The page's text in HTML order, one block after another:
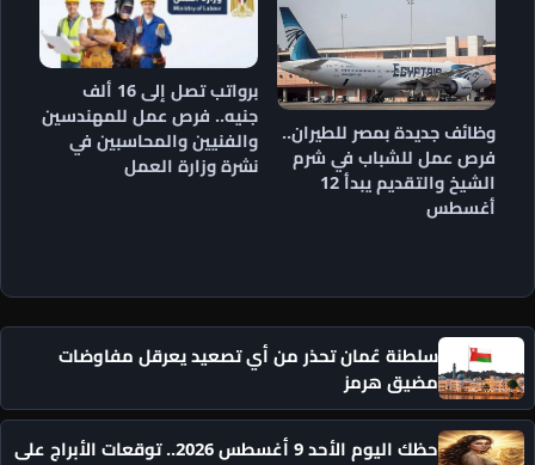
وظائف جديدة بمصر للطيران..
فرص عمل للشباب في شرم
الشيخ والتقديم يبدأ 12
أغسطس
برواتب تصل إلى 16 ألف
جنيه.. فرص عمل للمهندسين
والفنيين والمحاسبين في
نشرة وزارة العمل
سلطنة عُمان تحذر من أي تصعيد يعرقل مفاوضات
مضيق هرمز
حظك اليوم الأحد 9 أغسطس 2026.. توقعات الأبراج على